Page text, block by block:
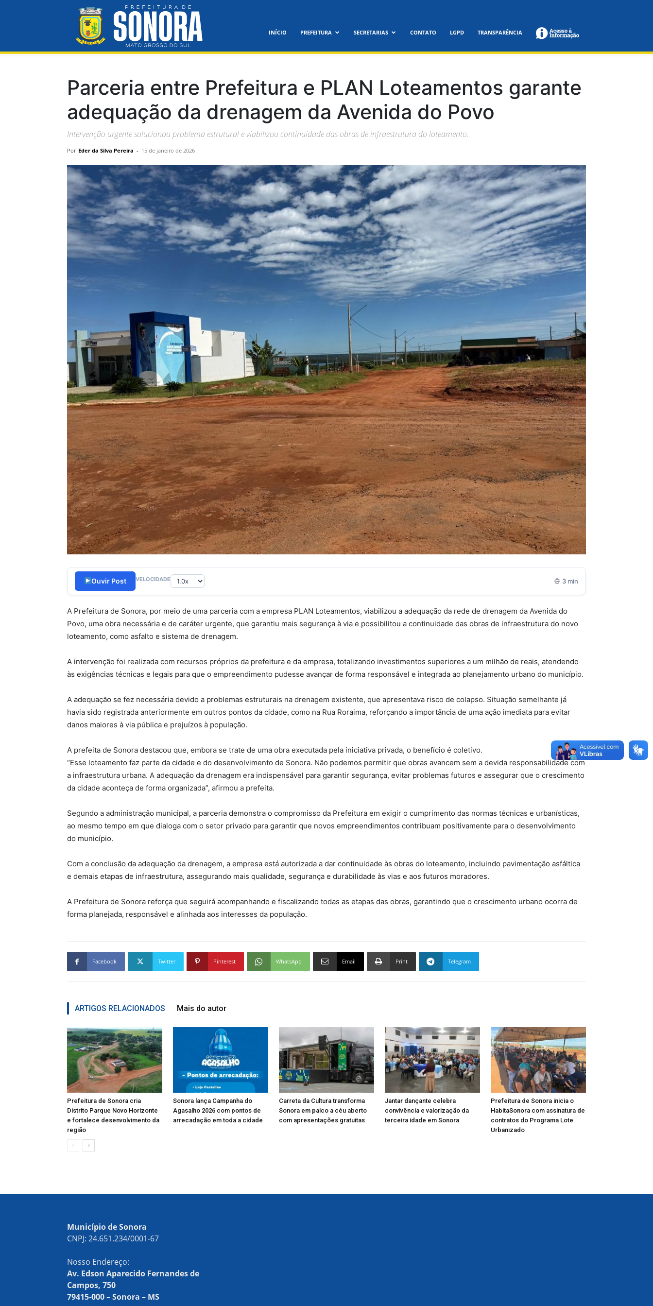
Sonora
INÍCIO PREFEITURA SECRETARIAS CONTATO LGPD TRANSPARÊNCIA
Parceria entre Prefeitura e PLAN Loteamentos garante
adequação da drenagem da Avenida do Povo
Intervenção urgente solucionou problema estrutural e viabilizou continuidade das obras de infraestrutura do loteamento.
Por Eder da Silva Pereira - 15 de janeiro de 2026
Ouvir Post VELOCIDADE 3 min
A Prefeitura de Sonora, por meio de uma parceria com a empresa PLAN Loteamentos, viabilizou a adequação da rede de drenagem da Avenida do
Povo, uma obra necessária e de caráter urgente, que garantiu mais segurança à via e possibilitou a continuidade das obras de infraestrutura do novo
loteamento, como asfalto e sistema de drenagem.
A intervenção foi realizada com recursos próprios da prefeitura e da empresa, totalizando investimentos superiores a um milhão de reais, atendendo
às exigências técnicas e legais para que o empreendimento pudesse avançar de forma responsável e integrada ao planejamento urbano do município.
A adequação se fez necessária devido a problemas estruturais na drenagem existente, que apresentava risco de colapso. Situação semelhante já
havia sido registrada anteriormente em outros pontos da cidade, como na Rua Roraima, reforçando a importância de uma ação imediata para evitar
danos maiores à via pública e prejuízos à população.
A prefeita de Sonora destacou que, embora se trate de uma obra executada pela iniciativa privada, o benefício é coletivo.
“Esse loteamento faz parte da cidade e do desenvolvimento de Sonora. Não podemos permitir que obras avancem sem a devida responsabilidade com
a infraestrutura urbana. A adequação da drenagem era indispensável para garantir segurança, evitar problemas futuros e assegurar que o crescimento
da cidade aconteça de forma organizada”, afirmou a prefeita.
Segundo a administração municipal, a parceria demonstra o compromisso da Prefeitura em exigir o cumprimento das normas técnicas e urbanísticas,
ao mesmo tempo em que dialoga com o setor privado para garantir que novos empreendimentos contribuam positivamente para o desenvolvimento
do município.
Com a conclusão da adequação da drenagem, a empresa está autorizada a dar continuidade às obras do loteamento, incluindo pavimentação asfáltica
e demais etapas de infraestrutura, assegurando mais qualidade, segurança e durabilidade às vias e aos futuros moradores.
A Prefeitura de Sonora reforça que seguirá acompanhando e fiscalizando todas as etapas das obras, garantindo que o crescimento urbano ocorra de
forma planejada, responsável e alinhada aos interesses da população.
Facebook Twitter Pinterest WhatsApp Email Print Telegram
ARTIGOS RELACIONADOS Mais do autor
Prefeitura de Sonora cria
Distrito Parque Novo Horizonte
e fortalece desenvolvimento da
região
Sonora lança Campanha do
Agasalho 2026 com pontos de
arrecadação em toda a cidade
Carreta da Cultura transforma
Sonora em palco a céu aberto
com apresentações gratuitas
Jantar dançante celebra
convivência e valorização da
terceira idade em Sonora
Prefeitura de Sonora inicia o
HabitaSonora com assinatura de
contratos do Programa Lote
Urbanizado
Município de Sonora
CNPJ: 24.651.234/0001-67
Nosso Endereço:
Av. Edson Aparecido Fernandes de
Campos, 750
79415-000 – Sonora – MS